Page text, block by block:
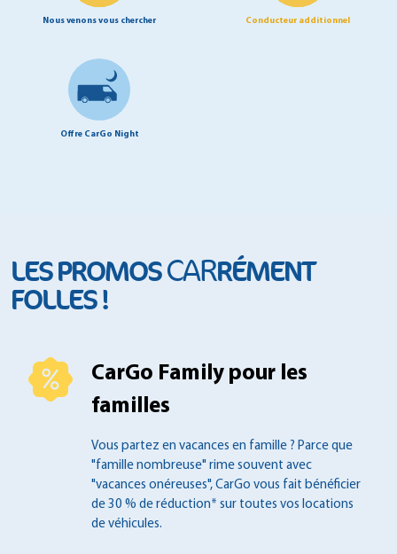
Nous venons vous chercher
Offre CarGo Night
Conducteur additionnel
LES PROMOSCARRÉMENT
FOLLES !
CarGo Family pour les
familles
Vous partez en vacances en famille ? Parce que
"famille nombreuse" rime souvent avec
"vacances onéreuses", CarGo vous fait bénéficier
de 30 % de réduction* sur toutes vos locations
de véhicules.